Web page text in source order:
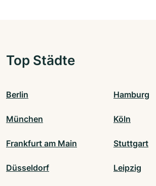
Top Städte
Berlin Hamburg
München Köln
Frankfurt am Main Stuttgart
Düsseldorf Leipzig